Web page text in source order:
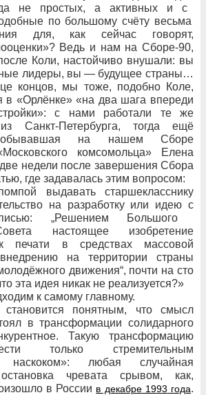
не простых, а активных и
с
по большому счёту весьма
для, как сейчас говорят,
Ведь и нам на Сборе-90,
Коли, настойчиво внушали: вы
лидеры, вы — будущее страны…
концов, мы тоже, подобно Коле,
в «Орлёнке» «на два шага впереди
с
нами работали те
же
Санкт-Петербурга, тогда ещё
на
нашем Сборе
комсомольца» Елена
две недели после завершения Сбора
где задавалась этим вопросом:
выдавать старшекласснику
на
разработку или
идею с
„Решением Большого
настоящее изобретение
печати в
средствах массовой
внедрению на
территории страны
движения“, почти на сто
эта идея никак не реализуется?»
к самому главному.
становится понятным, что
смысл
в трансформации солидарного
Такую трансформацию
только стремительным
наскоком»: любая случайная
остановка чревата срывом, как,
в России в декабре 1993 года.